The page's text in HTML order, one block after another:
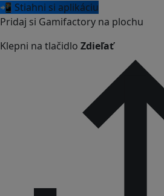
📲 Stiahni si aplikáciu
Pridaj si Gamifactory na plochu
Klepni na tlačidlo Zdieľať